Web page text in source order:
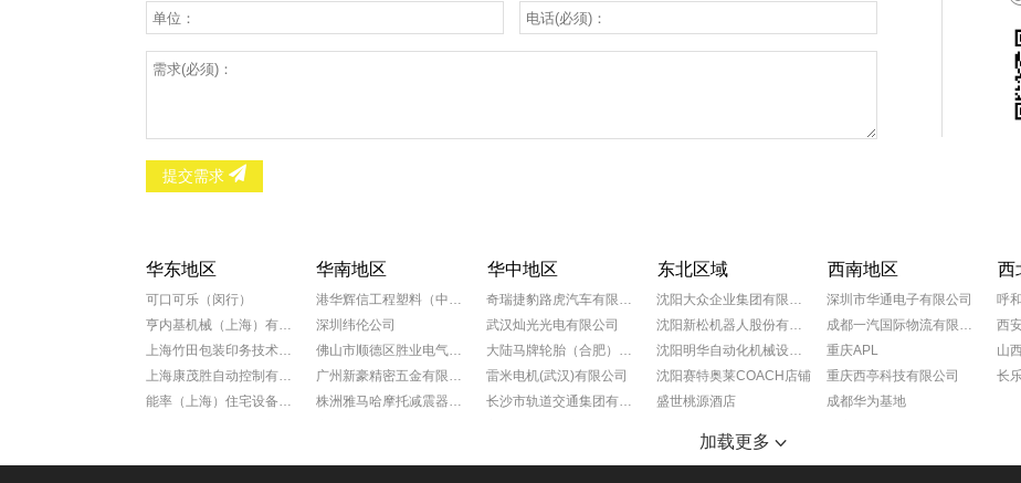
提交需求
华东地区 华南地区 华中地区 东北区域 西南地区 西
可口可乐（闵行）
亨内基机械（上海）有限公司
上海竹田包装印务技术有限公司
上海康茂胜自动控制有限公司
能率（上海）住宅设备有限公司
港华辉信工程塑料（中山）有限公司
深圳纬伦公司
佛山市顺德区胜业电气有限公司
广州新豪精密五金有限公司
株洲雅马哈摩托减震器有限公司
奇瑞捷豹路虎汽车有限公司
武汉灿光光电有限公司
大陆马牌轮胎（合肥）有限公司
雷米电机(武汉)有限公司
长沙市轨道交通集团有限公司
沈阳大众企业集团有限公司
沈阳新松机器人股份有限公司
沈阳明华自动化机械设备有限公司
沈阳赛特奥莱COACH店铺
盛世桃源酒店
抚顺万达广场
深圳市华通电子有限公司
成都一汽国际物流有限公司
重庆APL
重庆西亭科技有限公司
成都华为基地
呼
长
加载更多